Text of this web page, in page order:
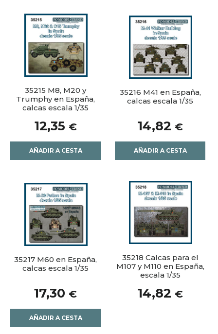
35215 M8, M20 y
Trumphy en España,
calcas escala 1/35
12,35 €
AÑADIR A CESTA
35216 M41 en España,
calcas escala 1/35
14,82 €
AÑADIR A CESTA
35217 M60 en España,
calcas escala 1/35
17,30 €
AÑADIR A CESTA
35218 Calcas para el
M107 y M110 en España,
escala 1/35
14,82 €